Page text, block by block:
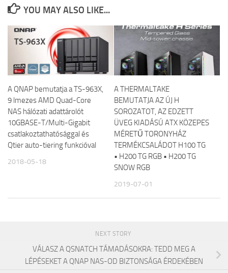
YOU MAY ALSO LIKE...
A QNAP bemutatja a TS-963X,
9 lmezes AMD Quad-Core
NAS hálózati adattárolót
10GBASE-T/Multi-Gigabit
csatlakoztathatósággal és
Qtier auto-tiering funkcióval
2018-05-18
A THERMALTAKE
BEMUTATJA AZ ÚJ H
SOROZATOT, AZ EDZETT
ÜVEG KIADÁSÚ ATX KÖZEPES
MÉRETŰ TORONYHÁZ
TERMÉKCSALÁDOT H100 TG
• H200 TG RGB • H200 TG
SNOW RGB
2019-07-01
NEXT STORY
VÁLASZ A QSNATCH TÁMADÁSOKRA: TEDD MEG A
LÉPÉSEKET A QNAP NAS-OD BIZTONSÁGA ÉRDEKÉBEN